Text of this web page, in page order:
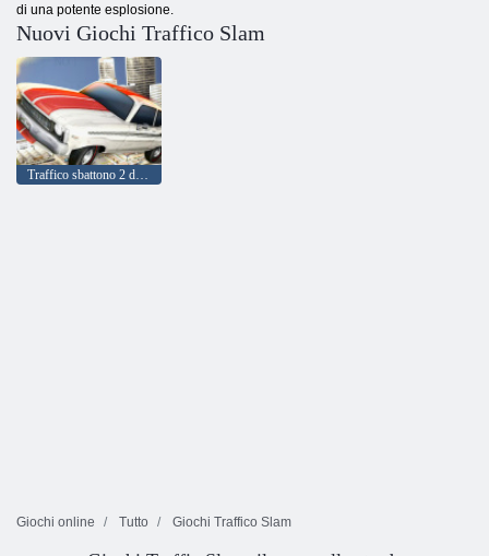
di una potente esplosione.
Nuovi Giochi Traffico Slam
Traffico sbattono 2 detonazione
Giochi online Tutto Giochi Traffico Slam